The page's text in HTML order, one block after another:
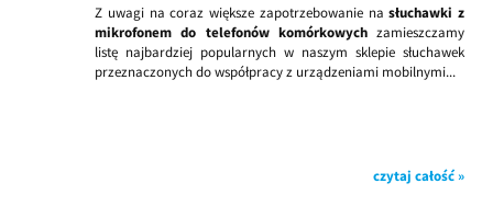
Z uwagi na coraz większe zapotrzebowanie nasłuchawki z
mikrofonem do telefonów komórkowychzamieszczamy
listę najbardziej popularnych w naszym sklepie słuchawek
przeznaczonych do współpracy z urządzeniami mobilnymi...
czytaj całość »